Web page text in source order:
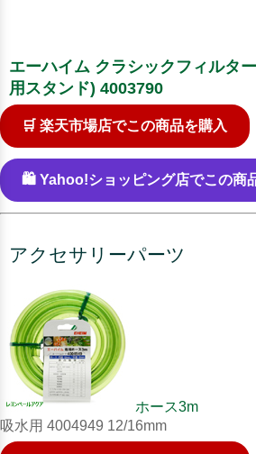
エーハイム クラシックフィルタ
用スタンド) 4003790
🛒 楽天市場店でこの商品を購入
🛍️ Yahoo!ショッピング店でこの商
アクセサリーパーツ
ホース3m
吸水用 4004949 12/16mm